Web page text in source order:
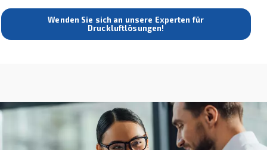
Unsere Messlösungen verkörpern die Schnittstelle
Technologie und Praktikabilität. Unsere Werkzeuge, die
Energieverbrauch.
Dies trägt nicht nur zur Aufrechterhaltung optimaler